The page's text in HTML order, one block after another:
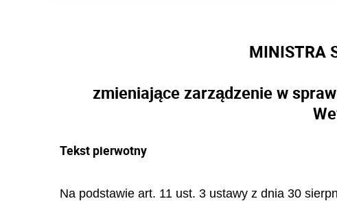
MINISTRA
zmieniające zarządzenie w
Tekst pierwotny
Na podstawie art. 11 ust. 3 ustawy z dnia 30